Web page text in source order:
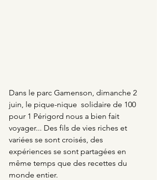
Dans le parc Gamenson, dimanche 2
juin, le pique-nique  solidaire de 100
pour 1 Périgord nous a bien fait
voyager... Des fils de vies riches et
variées se sont croisés, des
expériences se sont partagées en
même temps que des recettes du
monde entier.